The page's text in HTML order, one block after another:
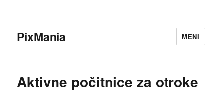
PixMania MENI
Aktivne počitnice za otroke